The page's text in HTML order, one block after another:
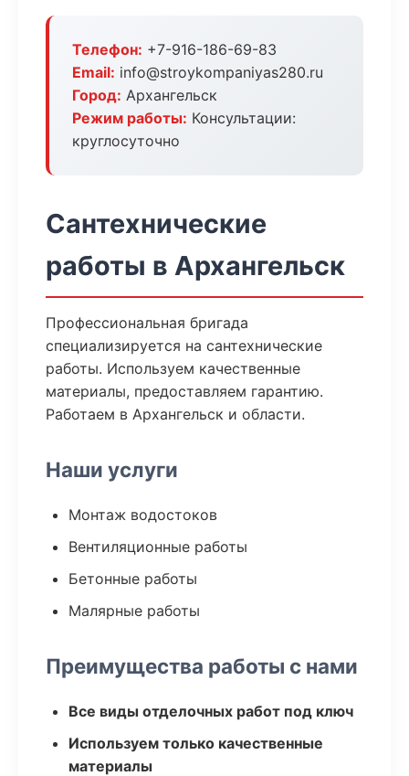
Телефон: +7-916-186-69-83
Email: info@stroykompaniyas280.ru
Город: Архангельск
Режим работы: Консультации:
круглосуточно
Сантехнические
работы в Архангельск
Профессиональная бригада
специализируется на сантехнические
работы. Используем качественные
материалы, предоставляем гарантию.
Работаем в Архангельск и области.
Наши услуги
Монтаж водостоков
Вентиляционные работы
Бетонные работы
Малярные работы
Преимущества работы с нами
Все виды отделочных работ под ключ
Используем только качественные
материалы